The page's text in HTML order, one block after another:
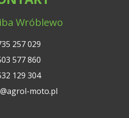
Wróblewo
257 029
577 860
129 304
moto.pl